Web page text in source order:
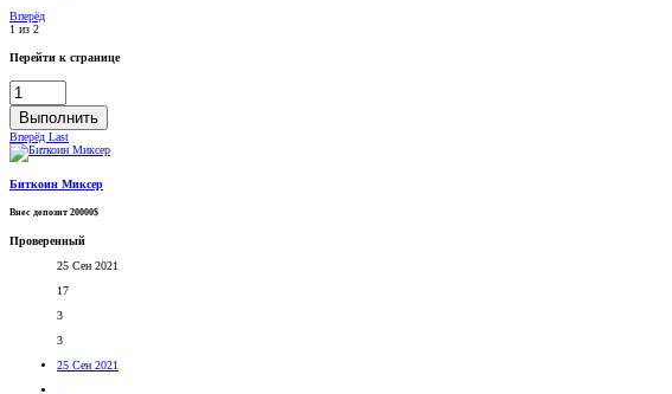
Вперёд
1 из 2
Перейти к странице
Выполнить
Вперёд Last
Биткоин Миксер
Внес депозит 20000$
Проверенный
25 Сен 2021
17
3
3
25 Сен 2021